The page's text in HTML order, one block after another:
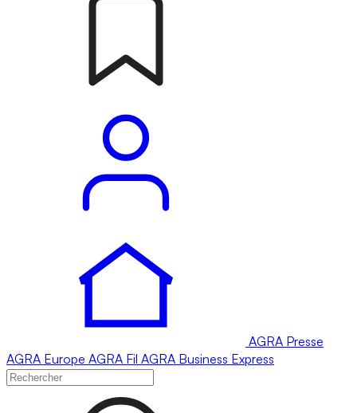
AGRA Presse
AGRA Europe AGRA Fil AGRA Business Express